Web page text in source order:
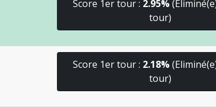
Score 1er tour : 2.95%
tour)
Score 1er tour : 2.18%
tour)